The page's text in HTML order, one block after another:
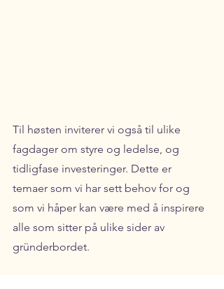
Til høsten inviterer vi også til ulike
fagdager om styre og ledelse, og
tidligfase investeringer. Dette er
temaer som vi har sett behov for og
som vi håper kan være med å inspirere
alle som sitter på ulike sider av
gründerbordet.